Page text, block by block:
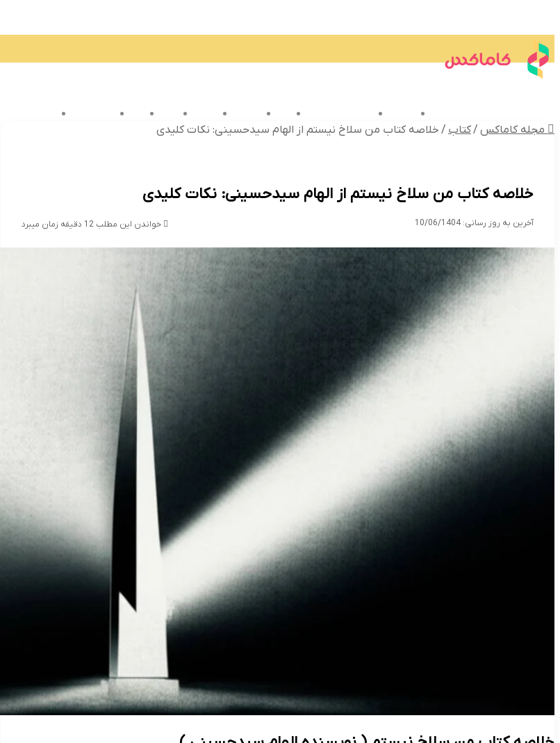
تکنولوژی گردشگری و اقامتی پزشکی بین الملل اقتصادی خانواده ورزشی فرهنگ و هنر
مجله کاماکس /کتاب / خلاصه کتاب من سلاخ نیستم از الهام سیدحسینی: نکات کلیدی
خلاصه کتاب من سلاخ نیستم از الهام سیدحسینی: نکات کلیدی
آخرین به روز رسانی: 10/06/1404 خواندن این مطلب 12 دقیقه زمان میبرد